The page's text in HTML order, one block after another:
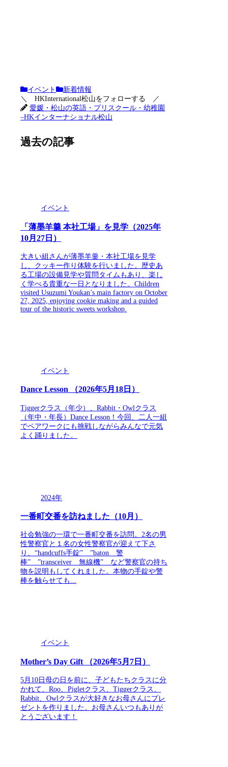
イベント
新着情報
＼ HKInternational松山をフォローする ／
愛媛・松山の英語・プリスクール・幼稚園
–HKインターナショナル松山
過去の記事
イベント
「薄墨羊羹 本社工場」を見学（2025年
10月27日）
大きい組さんが薄墨羊羹・本社工場を見学
し、クッキー作り体験を行いました。歴史あ
る工場の設備見学や質問タイムもあり、楽し
く学べる貴重な一日となりました。Children
visited Usuzumi Youkan’s main factory on October
27, 2025, enjoying cookie making and a guided
tour of the historic sweets workshop.
イベント
Dance Lesson （2026年5月18日）
Tiggerクラス（年少）、Rabbit・Owlクラス
（年中・年長）Dance Lesson！今回、二人一組
でペアワークにも挑戦しながらみんなで元気
よく踊りました。
2024年
一番町交番を訪ねました（10月）
社会勉強の一環で一番町交番を訪問。2名の男
性警察官と１名の女性警察官が迎えて下さ
り、“handcuffs手錠” ”baton 警
棒” ”transceiver 無線機” など警察官の持ち
物を説明もしてくれました。本物の手錠や警
棒を触らせても...
イベント
Mother’s Day Gift （2026年5月7日）
5月10日母の日を前に、子どもたちクラスに分
かれて、Roo、Pigletクラス、Tiggerクラス、
Rabbit、Owlクラスが大好きなお母さんにプレ
ゼントを作りました。お母さんいつもありが
とうございます！